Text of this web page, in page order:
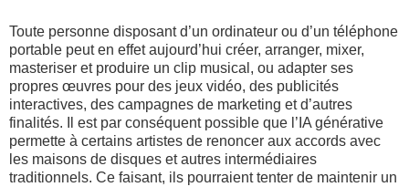
Toute personne disposant d’un ordinateur ou d’un téléphone
portable peut en effet aujourd’hui créer, arranger, mixer,
masteriser et produire un clip musical, ou adapter ses
propres œuvres pour des jeux vidéo, des publicités
interactives, des campagnes de marketing et d’autres
finalités. Il est par conséquent possible que l’IA générative
permette à certains artistes de renoncer aux accords avec
les maisons de disques et autres intermédiaires
traditionnels. Ce faisant, ils pourraient tenter de maintenir un